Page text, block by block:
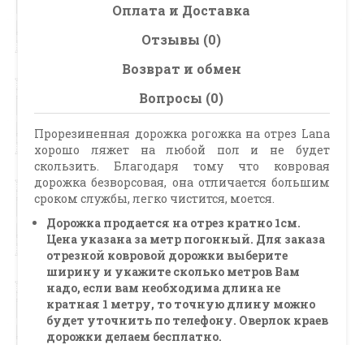
Оплата и Доставка
Отзывы (0)
Возврат и обмен
Вопросы (0)
Прорезиненная дорожка рогожка на отрез Lana
хорошо ляжет на любой пол и не будет
скользить. Благодаря тому что ковровая
дорожка безворсовая, она отличается большим
сроком службы, легко чистится, моется.
Дорожка продается на отрез кратно 1см.
Цена указана за метр погонный. Для заказа
отрезной ковровой дорожки выберите
ширину и укажите сколько метров Вам
надо, если вам необходима длина не
кратная 1 метру, то точную длину можно
будет уточнить по телефону. Оверлок краев
дорожки делаем бесплатно.